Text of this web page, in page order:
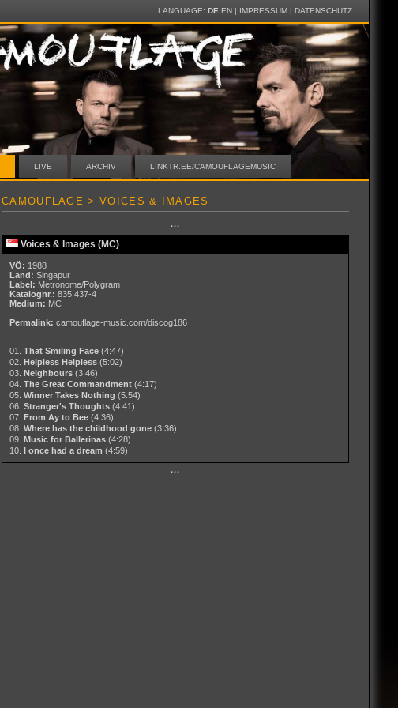
LANGUAGE: DE EN| IMPRESSUM| DATENSCHUTZ
LIVE ARCHIV LINKTR.EE/CAMOUFLAGEMUSIC
CAMOUFLAGE > VOICES & IMAGES
···
Voices & Images (MC)
VÖ: 1988
Land: Singapur
Label: Metronome/Polygram
Katalognr.: 835 437-4
Medium: MC
Permalink: camouflage-music.com/discog186
01. That Smiling Face (4:47)
02. Helpless Helpless (5:02)
03. Neighbours (3:46)
04. The Great Commandment (4:17)
05. Winner Takes Nothing (5:54)
06. Stranger's Thoughts (4:41)
07. From Ay to Bee (4:36)
08. Where has the childhood gone (3:36)
09. Music for Ballerinas (4:28)
10. I once had a dream (4:59)
···